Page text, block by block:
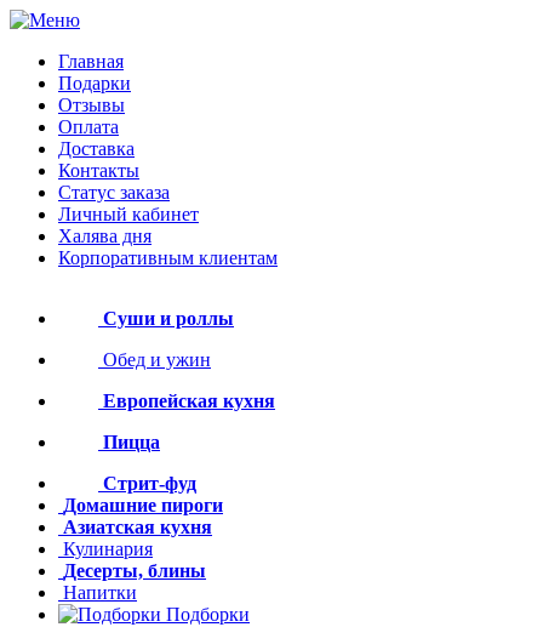
Главная
Подарки
Отзывы
Оплата
Доставка
Контакты
Статус заказа
Личный кабинет
Халява дня
Корпоративным клиентам
Суши и роллы
Обед и ужин
Европейская кухня
Пицца
Стрит-фуд
Домашние пироги
Азиатская кухня
Кулинария
Десерты, блины
Напитки
Подборки